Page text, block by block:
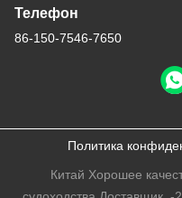
Телефон
86-150-7546-7650
Политика
Китай Хорошее